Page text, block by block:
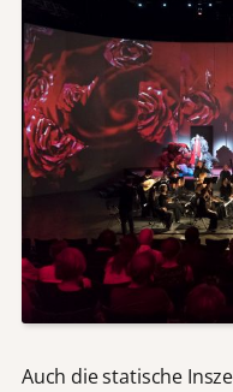
Auch die statische